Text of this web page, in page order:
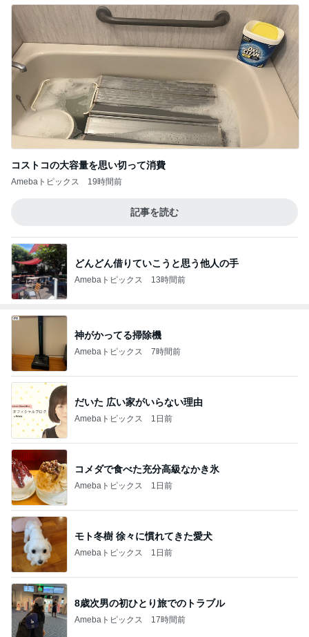
コストコの大容量を思い切って消費
Amebaトピックス 19時間前
記事を読む
どんどん借りていこうと思う他人の手
Amebaトピックス 13時間前
神がかってる掃除機
Amebaトピックス 7時間前
だいた 広い家がいらない理由
Amebaトピックス 1日前
コメダで食べた充分高級なかき氷
Amebaトピックス 1日前
モト冬樹 徐々に慣れてきた愛犬
Amebaトピックス 1日前
8歳次男の初ひとり旅でのトラブル
Amebaトピックス 17時間前